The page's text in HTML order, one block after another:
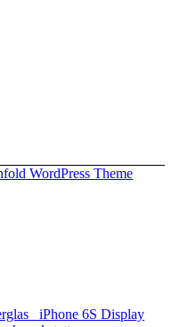
WordPress Theme
iPhone 6S Display